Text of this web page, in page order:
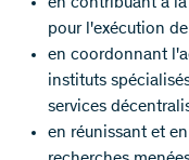
pour l'exécution
en coordonnant
instituts
services
en réunissant et